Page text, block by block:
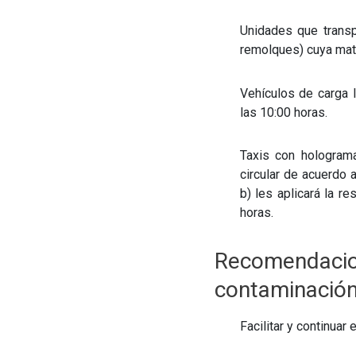
Unidades que
remolques) cuya
Vehículos de carga
las 10:00 horas.
Taxis con
circular de acuerdo
b) les aplicará la
horas.
Facilitar y continuar